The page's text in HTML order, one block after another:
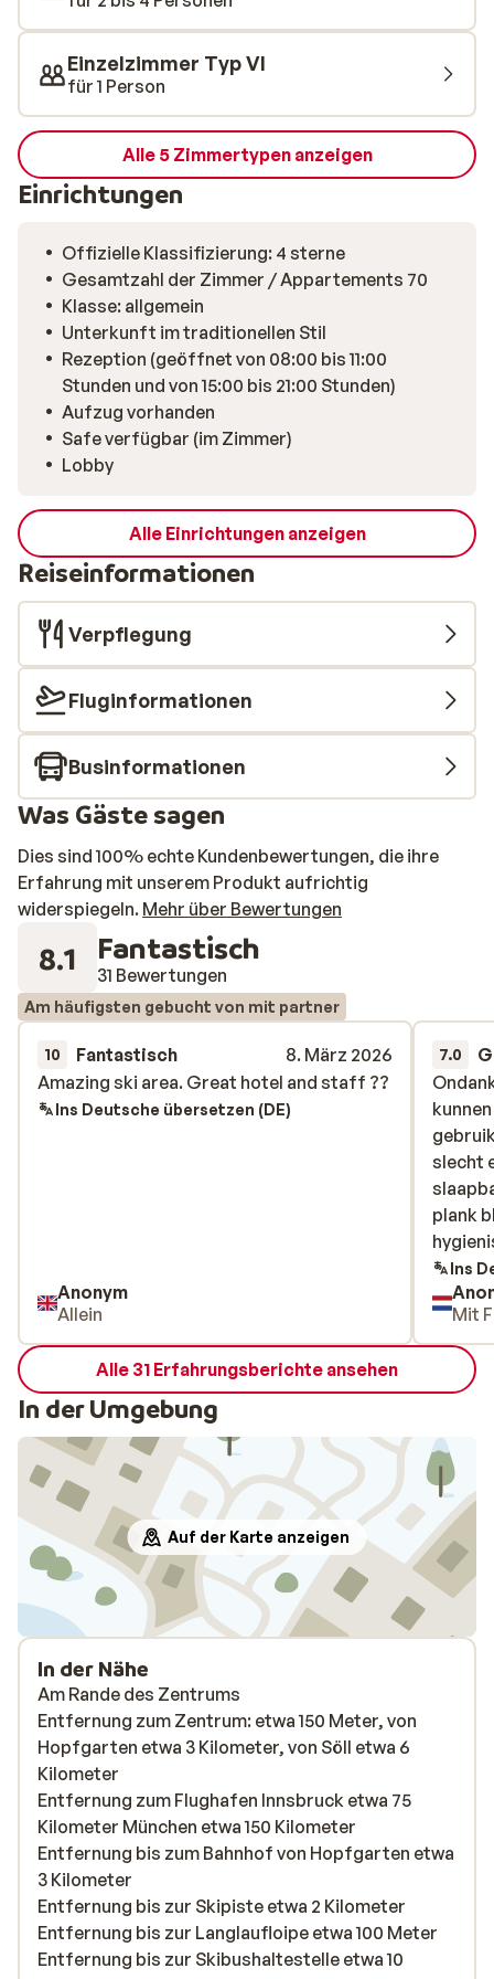
ein Bier oder eine heiße Schokolade genießen! Abends
werden in dem traditionell eingerichteten Restaurant
köstliche Gerichte serviert.
Einzelzimmer Typ VI
für 1 Person
Alle 5 Zimmertypen anzeigen
Einrichtungen
Offizielle Klassifizierung: 4 sterne
Gesamtzahl der Zimmer / Appartements 70
Klasse: allgemein
Unterkunft im traditionellen Stil
Rezeption (geöffnet von 08:00 bis 11:00
Stunden und von 15:00 bis 21:00 Stunden)
Aufzug vorhanden
Safe verfügbar (im Zimmer)
Lobby
Alle Einrichtungen anzeigen
Reiseinformationen
Verpflegung
Fluginformationen
Businformationen
Was Gäste sagen
Dies sind 100% echte Kundenbewertungen, die ihre
Erfahrung mit unserem Produkt aufrichtig
widerspiegeln. Mehr über Bewertungen
8.1 Fantastisch
31 Bewertungen
Am häufigsten gebucht von mit partner
10 Fantastisch
8. März 2026
Amazing ski area. Great hotel and staff ??
Amazing ski area. Great hotel and staff ??
Ins Deutsche übersetzen (DE)
Anonym
Allein
7.0
slecht
plank
was
prettig
Van
skien.
tijd
Mooi
de
Itter.
slecht
plank
Ins
Mit
Alle 31 Erfahrungsberichte ansehen
In der Umgebung
Auf der Karte anzeigen
In der Nähe
Am Rande des Zentrums
Entfernung zum Zentrum: etwa 150 Meter, von
Hopfgarten etwa 3 Kilometer, von Söll etwa 6
Kilometer
Entfernung zum Flughafen Innsbruck etwa 75
Kilometer München etwa 150 Kilometer
Entfernung bis zum Bahnhof von Hopfgarten etwa
3 Kilometer
Entfernung bis zur Skipiste etwa 2 Kilometer
Entfernung bis zur Langlaufloipe etwa 100 Meter
Entfernung bis zur Skibushaltestelle etwa 10